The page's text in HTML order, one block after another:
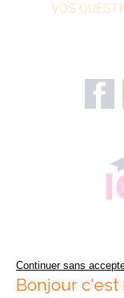
VOS
Continuer sans
Bonjour c'est